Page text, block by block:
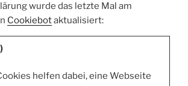
wurde das letzte Mal am
Cookiebotaktualisiert:
helfen dabei, eine Webseite